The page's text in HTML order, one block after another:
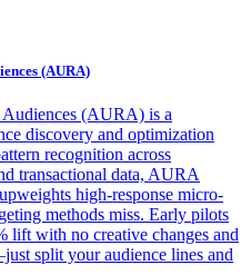
(AURA)
(AURA) is a
discovery and optimization
recognition across
transactional data, AURA
high-response micro-
methods miss. Early pilots
lift with no creative changes and
split your audience lines and